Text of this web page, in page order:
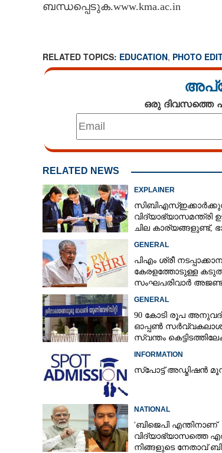
ബന്ധപ്പെടുക.www.kma.ac.in
RELATED TOPICS: EDUCATION, PHOTO
ഒരു ദിവസത്തെ
RELATED NEWS
EXPLAINER
വിദ്യാഭ്യാസമന്ത്രി
ചില കാര്യങ്ങളുണ്ട്,
GENERAL
പിഎം ശ്രീ
കേരളത്തോടുള്ള
സംഘപരിവാർ
GENERAL
90 കോടി രൂപ
ഓപ്പൺ
സ്വന്തം
INFORMATION
സ്പോട്ട് അഡ്മിഷൻ
NATIONAL
'ബിജെപി എന്തിനാണ്
വിദ്യാഭ്യാസത്തെ
നിങ്ങളുടെ നേതാവ്